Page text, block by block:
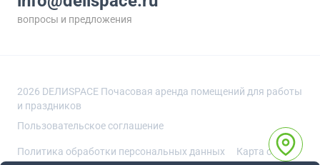
вопросы и предложения
2026 DEЛИSPACE Почасовая аренда помещений для работы
и праздников
Пользовательское соглашение
Политика обработки персональных данных Карта сайта